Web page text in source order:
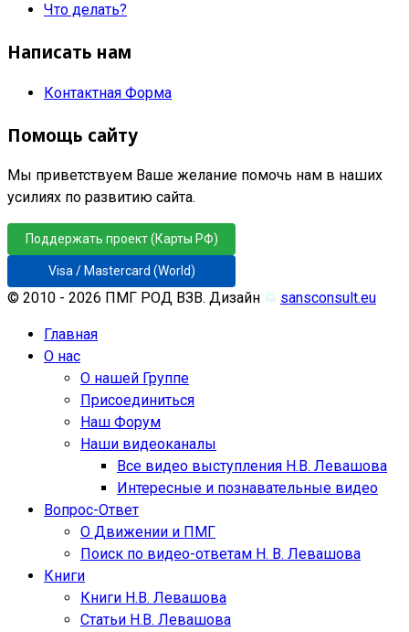
Что делать?
Написать нам
Контактная Форма
Помощь сайту
Мы приветствуем Ваше желание помочь нам в наших
усилиях по развитию сайта.
Поддержать проект (Карты РФ)
Visa / Mastercard (World)
© 2010 - 2026 ПМГ РОД ВЗВ. Дизайн ♲ sansconsult.eu
Главная
О нас
О нашей Группе
Присоединиться
Наш Форум
Наши видеоканалы
Все видео выступления Н.В. Левашова
Интересные и познавательные видео
Вопрос-Ответ
О Движении и ПМГ
Поиск по видео-ответам Н. В. Левашова
Книги
Книги Н.В. Левашова
Статьи Н.В. Левашова